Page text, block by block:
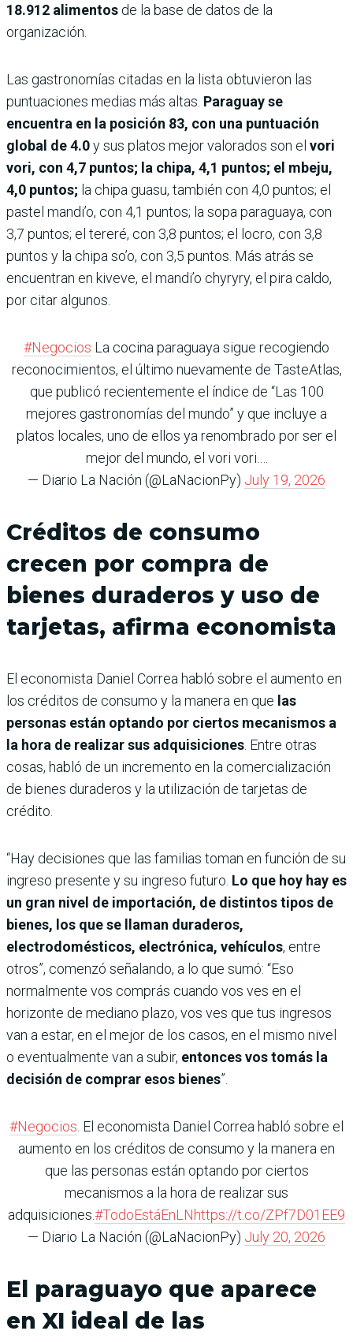
18.912 alimentos de la base de datos de la
organización.
Las gastronomías citadas en la lista obtuvieron las
puntuaciones medias más altas. Paraguay se
encuentra en la posición 83, con una puntuación
global de 4.0y sus platos mejor valorados son el vori
vori, con 4,7 puntos; la chipa, 4,1 puntos; el mbeju,
4,0 puntos; la chipa guasu, también con 4,0 puntos; el
pastel mandi’o, con 4,1 puntos; la sopa paraguaya, con
3,7 puntos; el tereré, con 3,8 puntos; el locro, con 3,8
puntos y la chipa so’o, con 3,5 puntos. Más atrás se
encuentran en kiveve, el mandi’o chyryry, el pira caldo,
por citar algunos.
#Negocios La cocina paraguaya sigue recogiendo
reconocimientos, el último nuevamente de TasteAtlas,
que publicó recientemente el índice de “Las 100
mejores gastronomías del mundo” y que incluye a
platos locales, uno de ellos ya renombrado por ser el
mejor del mundo, el vori vori.…
— Diario La Nación (@LaNacionPy) July 19, 2026
Créditos de consumo
crecen por compra de
bienes duraderos y uso de
tarjetas, afirma economista
El economista Daniel Correa habló sobre el aumento en
los créditos de consumo y la manera en que las
personas están optando por ciertos mecanismos a
la hora de realizar sus adquisiciones. Entre otras
cosas, habló de un incremento en la comercialización
de bienes duraderos y la utilización de tarjetas de
crédito.
“Hay decisiones que las familias toman en función de su
ingreso presente y su ingreso futuro. Lo que hoy hay es
un gran nivel de importación, de distintos tipos de
bienes, los que se llaman duraderos,
electrodomésticos, electrónica, vehículos, entre
otros”, comenzó señalando, a lo que sumó: “Eso
normalmente vos comprás cuando vos ves en el
horizonte de mediano plazo, vos ves que tus ingresos
van a estar, en el mejor de los casos, en el mismo nivel
o eventualmente van a subir, entonces vos tomás la
decisión de comprar esos bienes”.
#Negocios. El economista Daniel Correa habló sobre el
aumento en los créditos de consumo y la manera en
que las personas están optando por ciertos
mecanismos a la hora de realizar sus
adquisiciones.#TodoEstáEnLNhttps://t.co/ZPf7D01EE9
— Diario La Nación (@LaNacionPy) July 20, 2026
El paraguayo que aparece
en XI ideal de las